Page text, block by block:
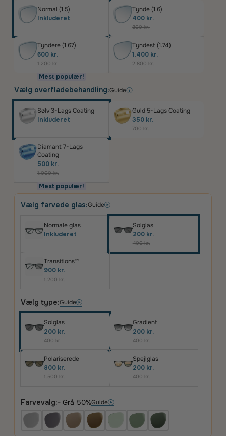
Normal (1.5)
Inkluderet
Tynde (1.6)
400 kr.
800 kr.
Tyndere (1.67)
600 kr.
1.200 kr.
Mest populær!
Tyndest (1.74)
1.400 kr.
2.800 kr.
Vælg overfladebehandling:Guide
Sølv 3-Lags Coating
Inkluderet
Guld 5-Lags Coating
350 kr.
700 kr.
Diamant 7-Lags
Coating
500 kr.
1.000 kr.
Mest populær!
Vælg farvede glas:Guide
Normale glas
Inkluderet
Solglas
200 kr.
400 kr.
Transitions™
900 kr.
1.200 kr.
Vælg type:Guide
Solglas
200 kr.
400 kr.
Gradient
200 kr.
400 kr.
Polariserede
800 kr.
1.500 kr.
Spejlglas
200 kr.
400 kr.
Farvevalg:- Grå 50%Guide